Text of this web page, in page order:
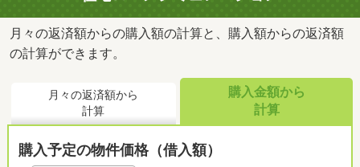
月々の返済額からの購入額の計算と、購入額からの返済額
の計算ができます。
月々の返済額から
計算
購入金額から
計算
購入予定の物件価格（借入額）